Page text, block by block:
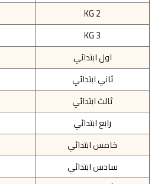
KG 2
KG 3
اول ابتدائي
ثاني ابتدائي
ثالث ابتدائي
رابع ابتدائي
خامس ابتدائي
سادس ابتدائي